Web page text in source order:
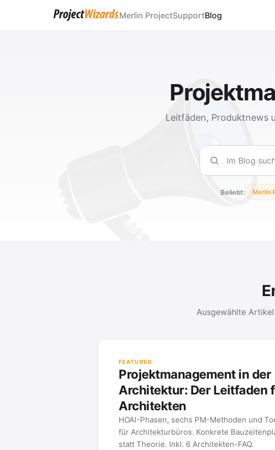
Merlin ProjectSupportBlog
Leitfäden, Produktnews
Suchen
Beliebt: Merlin
Ausgewählte
Projektmanagement in der
Architektur: Der Leitfaden für
HOAI-Phasen, sechs PM-Methoden und Tool-Vergleich
für Architekturbüros. Konkrete Bauzeitenplan-Praxis
statt Theorie. Inkl. 6 Architekten-FAQ.